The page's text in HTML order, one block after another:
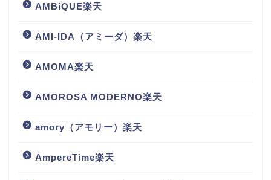
AMBiQUE楽天
AMI-IDA（アミーダ）楽天
AMOMA楽天
AMOROSA MODERNO楽天
amory（アモリー）楽天
AmpereTime楽天